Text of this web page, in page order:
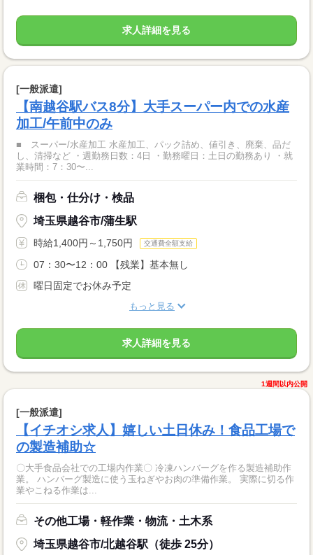
求人詳細を見る
[一般派遣]
【南越谷駅バス8分】大手スーパー内での水産
加工/午前中のみ
■ スーパー/水産加工 水産加工、パック詰め、値引き、廃棄、品だ
し、清掃など ・週勤務日数：4日 ・勤務曜日：土日の勤務あり ・就
業時間：7：30〜...
梱包・仕分け・検品
埼玉県越谷市/蒲生駅
時給1,400円～1,750円 交通費全額支給
07：30〜12：00 【残業】基本無し
曜日固定でお休み予定
もっと見る
求人詳細を見る
1週間以内公開
[一般派遣]
【イチオシ求人】嬉しい土日休み！食品工場で
の製造補助☆
〇大手食品会社での工場内作業〇 冷凍ハンバーグを作る製造補助作
業。 ハンバーグ製造に使う玉ねぎやお肉の準備作業。 実際に切る作
業やこねる作業は...
その他工場・軽作業・物流・土木系
埼玉県越谷市/北越谷駅（徒歩 25分）